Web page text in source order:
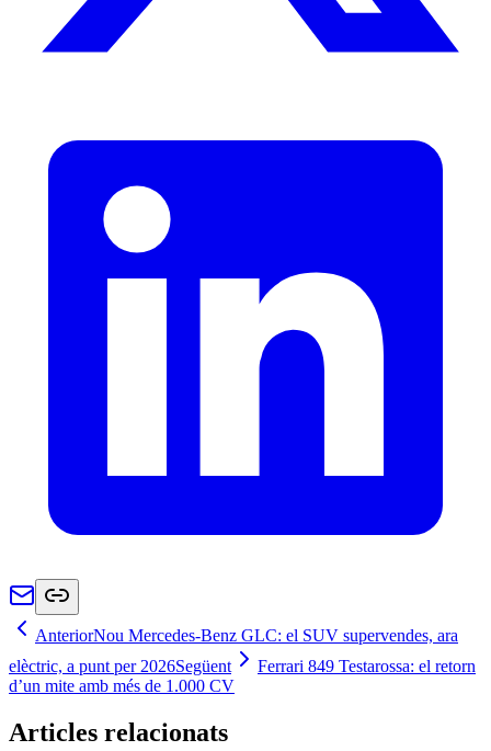
AnteriorNou Mercedes-Benz GLC: el SUV supervendes, ara
elèctric, a punt per 2026Següent
Ferrari 849 Testarossa: el retorn
d’un mite amb més de 1.000 CV
Articles relacionats